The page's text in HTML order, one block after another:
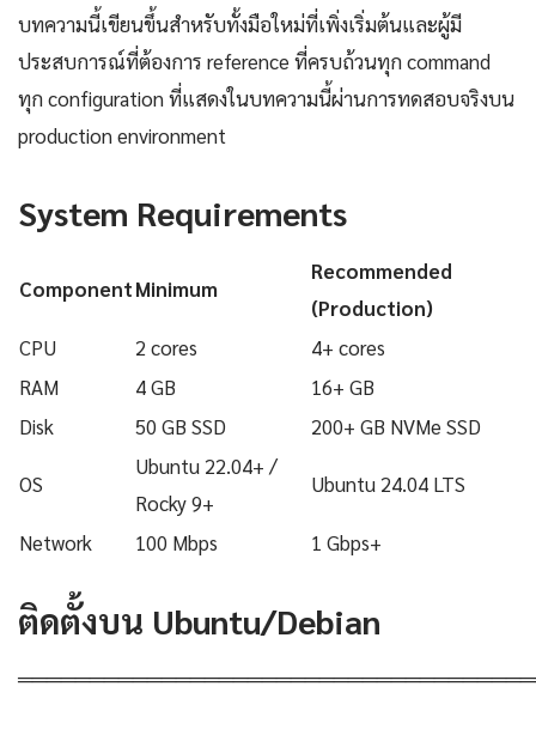
บทความนี้เขียนขึ้นสำหรับทั้งมือใหม่ที่เพิ่งเริ่มต้นและผู้มี
ประสบการณ์ที่ต้องการ reference ที่ครบถ้วนทุก command
ทุก configuration ที่แสดงในบทความนี้ผ่านการทดสอบจริงบน
production environment
System Requirements
ComponentMinimum
Recommended
(Production)
CPU
2 cores
4+ cores
RAM
4 GB
16+ GB
Disk
50 GB SSD 200+ GB NVMe SSD
OS
Ubuntu 22.04+ /
Rocky 9+
Ubuntu 24.04 LTS
Network 100 Mbps 1 Gbps+
ติดตั้งบน Ubuntu/Debian